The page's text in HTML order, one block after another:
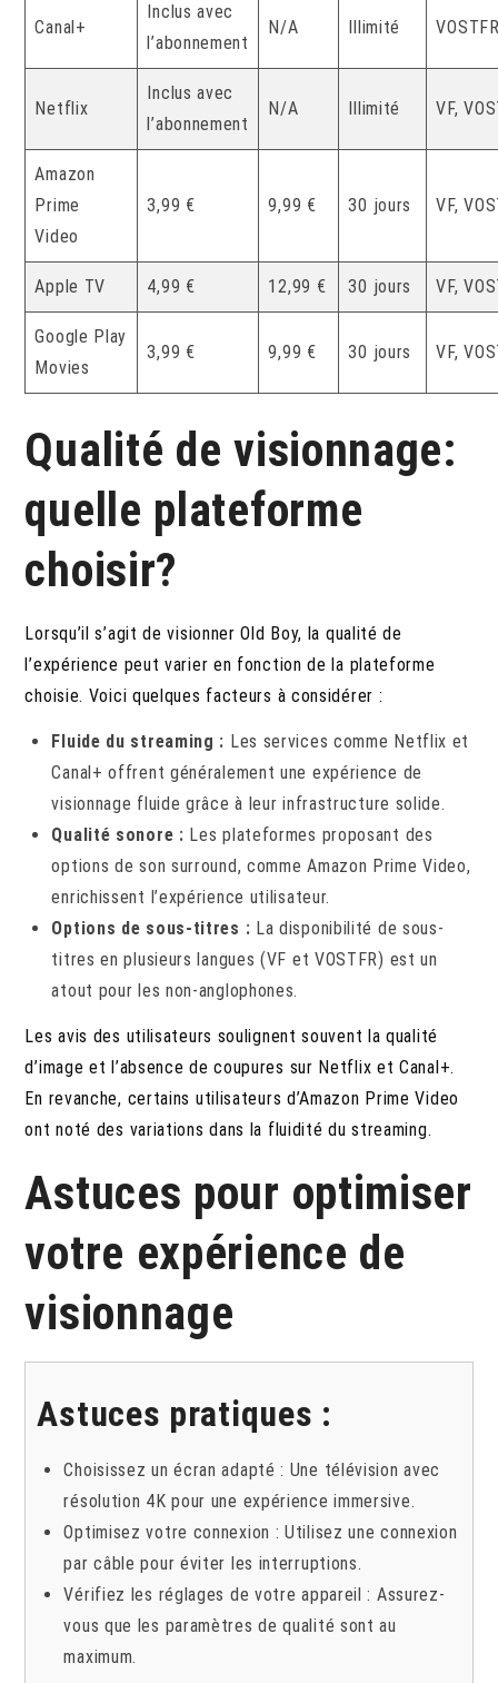
Canal+
Inclus avec
l’abonnement
N/A Illimité
Netflix
Inclus avec
l’abonnement
N/A Illimité VF,
Amazon
Prime
Video
3,99 € 9,99 € 30 jours VF,
Apple TV 4,99 € 12,99 € 30 jours VF,
Google Play
Movies
3,99 € 9,99 € 30 jours VF,
Qualité de visionnage:
quelle plateforme
choisir?
Lorsqu’il s’agit de visionner Old Boy, la qualité de
l’expérience peut varier en fonction de la plateforme
choisie. Voici quelques facteurs à considérer :
Fluide du streaming : Les services comme Netflix et
Canal+ offrent généralement une expérience de
visionnage fluide grâce à leur infrastructure solide.
Qualité sonore : Les plateformes proposant des
options de son surround, comme Amazon Prime Video,
enrichissent l’expérience utilisateur.
Options de sous-titres : La disponibilité de sous-
titres en plusieurs langues (VF et VOSTFR) est un
atout pour les non-anglophones.
Les avis des utilisateurs soulignent souvent la qualité
d’image et l’absence de coupures sur Netflix et Canal+.
En revanche, certains utilisateurs d’Amazon Prime Video
ont noté des variations dans la fluidité du streaming.
Astuces pour optimiser
votre expérience de
visionnage
Astuces pratiques :
Choisissez un écran adapté : Une télévision avec
résolution 4K pour une expérience immersive.
Optimisez votre connexion : Utilisez une connexion
par câble pour éviter les interruptions.
Vérifiez les réglages de votre appareil : Assurez-
vous que les paramètres de qualité sont au
maximum.